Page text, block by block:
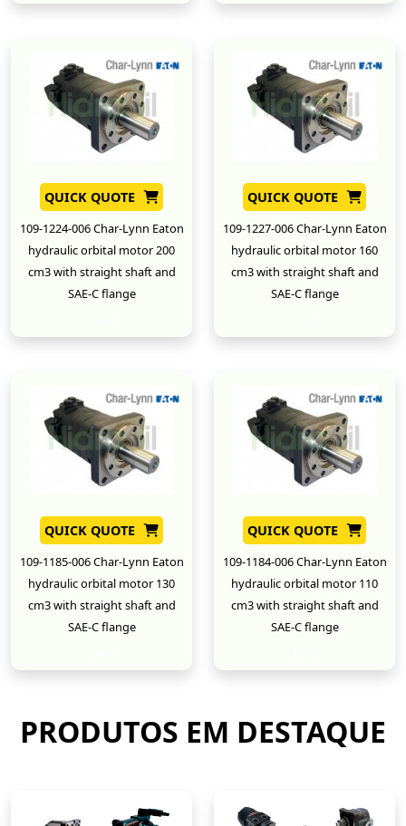
QUICK QUOTE
109-1224-006 Char-Lynn Eaton
hydraulic orbital motor 200
cm3 with straight shaft and
SAE-C flange
QUICK QUOTE
109-1227-006 Char-Lynn Eaton
hydraulic orbital motor 160
cm3 with straight shaft and
SAE-C flange
QUICK QUOTE
109-1185-006 Char-Lynn Eaton
hydraulic orbital motor 130
cm3 with straight shaft and
SAE-C flange
QUICK QUOTE
109-1184-006 Char-Lynn Eaton
hydraulic orbital motor 110
cm3 with straight shaft and
SAE-C flange
PRODUTOS EM DESTAQUE